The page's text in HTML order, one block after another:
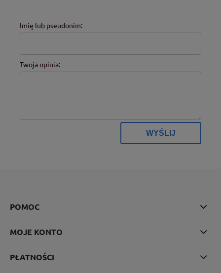
Imię lub pseudonim:
Twoja opinia:
WYŚLIJ
POMOC
MOJE KONTO
PŁATNOŚCI